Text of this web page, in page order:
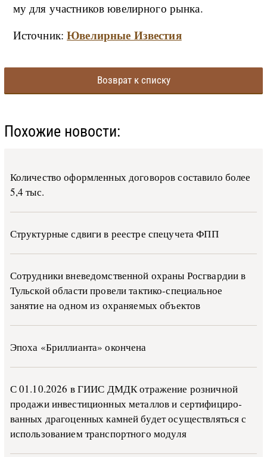
му для участ­ни­ков юве­ли­р­но­го ры­н­ка.
Источник:Ювелирные Известия
Возврат к списку
Похожие новости:
Количество оформленных договоров составило более
5,4 тыс.
Структурные сдвиги в реестре спецучета ФПП
Сотрудники вневедомственной охраны Росгвардии в
Тульской области провели тактико-специальное
занятие на одном из охраняемых объектов
Эпоха «Бриллианта» окончена
С 01.10.2026 в ГИИС ДМДК от­ра­же­ние роз­ни­ч­ной
про­да­жи ин­ве­сти­ци­он­ных ме­тал­лов и сер­ти­фи­ци­ро­
ван­ных дра­го­цен­ных ка­м­ней бу­дет осу­ще­ств­лять­ся с
ис­поль­зо­ва­ни­ем тран­с­пор­т­но­го мо­ду­ля